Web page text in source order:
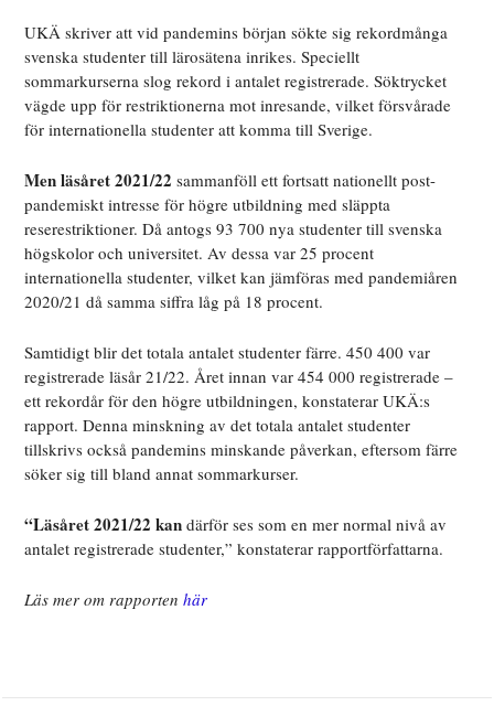
UKÄ skriver att vid pandemins början sökte sig rekordmånga
svenska studenter till lärosätena inrikes. Speciellt
sommarkurserna slog rekord i antalet registrerade. Söktrycket
vägde upp för restriktionerna mot inresande, vilket försvårade
för internationella studenter att komma till Sverige.
Men läsåret 2021/22 sammanföll ett fortsatt nationellt post-
pandemiskt intresse för högre utbildning med släppta
reserestriktioner. Då antogs 93 700 nya studenter till svenska
högskolor och universitet. Av dessa var 25 procent
internationella studenter, vilket kan jämföras med pandemiåren
2020/21 då samma siffra låg på 18 procent.
Samtidigt blir det totala antalet studenter färre. 450 400 var
registrerade läsår 21/22. Året innan var 454 000 registrerade –
ett rekordår för den högre utbildningen, konstaterar UKÄ:s
rapport. Denna minskning av det totala antalet studenter
tillskrivs också pandemins minskande påverkan, eftersom färre
söker sig till bland annat sommarkurser.
“Läsåret 2021/22 kan därför ses som en mer normal nivå av
antalet registrerade studenter,” konstaterar rapportförfattarna.
Läs mer om rapportenhär